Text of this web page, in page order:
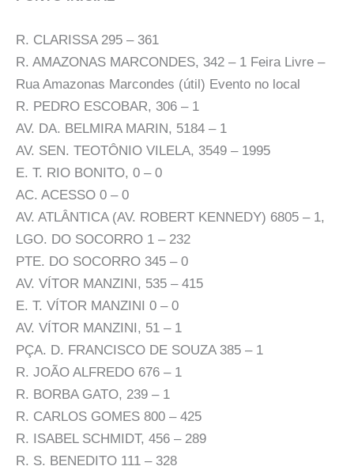
R. CLARISSA 295 – 361
R. AMAZONAS MARCONDES, 342 – 1 Feira Livre –
Rua Amazonas Marcondes (útil) Evento no local
R. PEDRO ESCOBAR, 306 – 1
AV. DA. BELMIRA MARIN, 5184 – 1
AV. SEN. TEOTÔNIO VILELA, 3549 – 1995
E. T. RIO BONITO, 0 – 0
AC. ACESSO 0 – 0
AV. ATLÂNTICA (AV. ROBERT KENNEDY) 6805 – 1,
LGO. DO SOCORRO 1 – 232
PTE. DO SOCORRO 345 – 0
AV. VÍTOR MANZINI, 535 – 415
E. T. VÍTOR MANZINI 0 – 0
AV. VÍTOR MANZINI, 51 – 1
PÇA. D. FRANCISCO DE SOUZA 385 – 1
R. JOÃO ALFREDO 676 – 1
R. BORBA GATO, 239 – 1
R. CARLOS GOMES 800 – 425
R. ISABEL SCHMIDT, 456 – 289
R. S. BENEDITO 111 – 328